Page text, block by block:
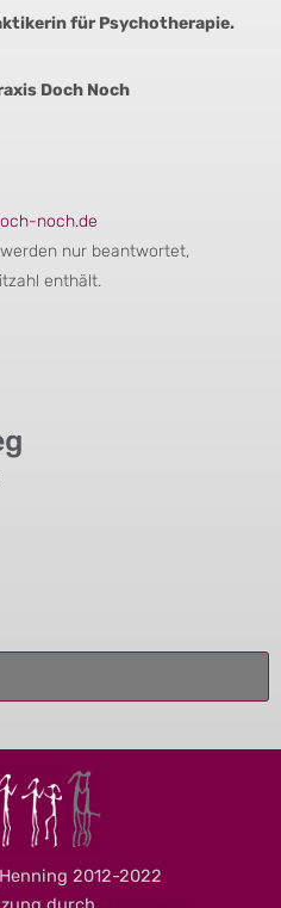
für Psychotherapie.
Doch Noch
noch.de
nur beantwortet,
enthält.
2012-2022